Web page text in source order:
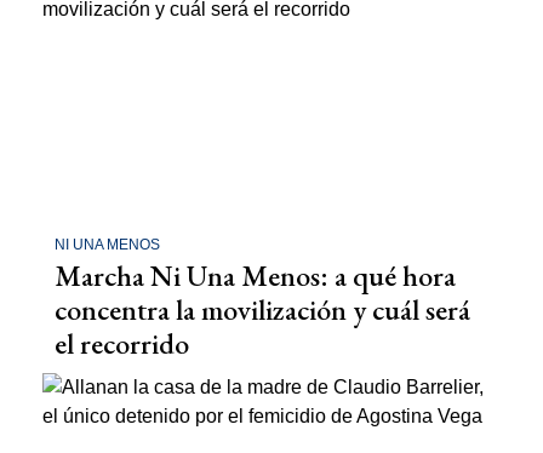
NI UNA MENOS
Marcha Ni Una Menos: a qué hora
concentra la movilización y cuál será
el recorrido